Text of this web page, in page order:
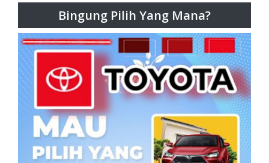
Bingung Pilih Yang Mana?